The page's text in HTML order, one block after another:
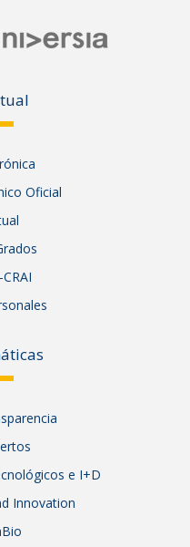
tual
Oficial
e I+D
Innovation